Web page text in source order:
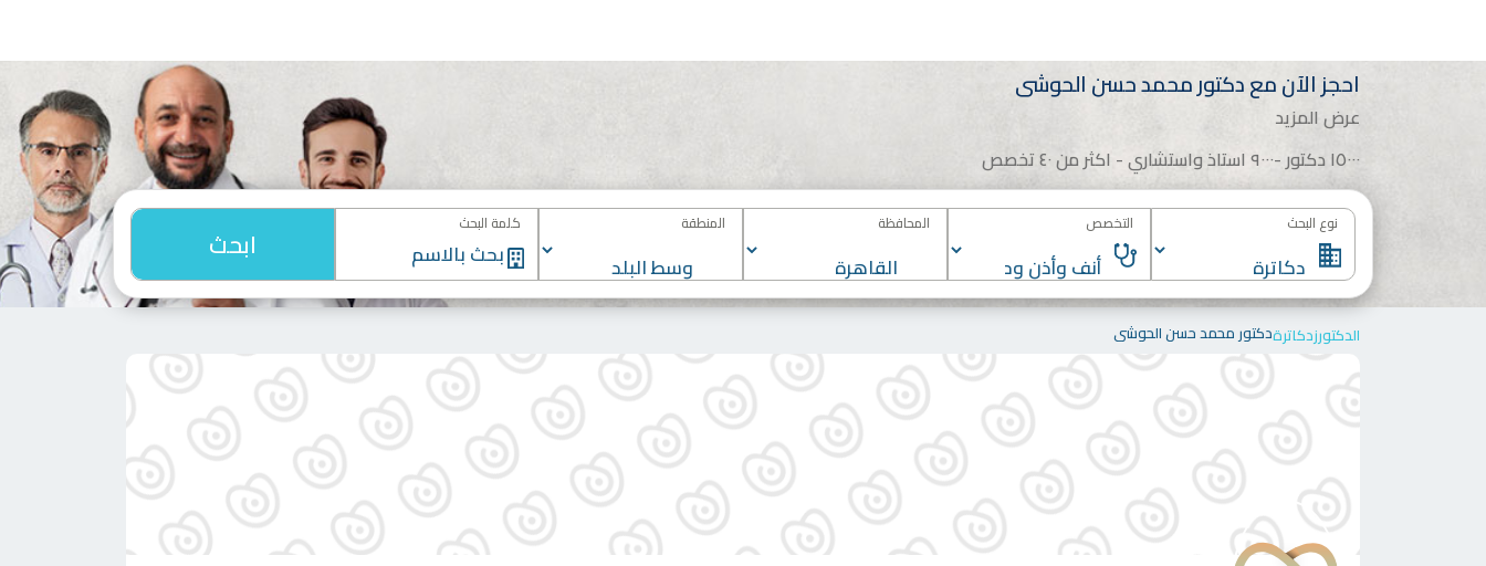
احجز الآن معدكتورمحمد حسن الحوشى
عرض المزيد
١٥٠٠٠ دكتور -٩٠٠٠ استاذ واستشاري - اكثر من ٤٠ تخصص
نوع البحث التخصص المحافظة المنطقة كلمة البحث ابحث
الدكتورزدكاترةدكتور محمد حسن الحوشى